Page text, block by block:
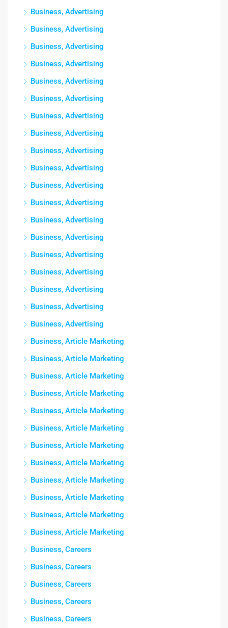
Business, Advertising
Business, Advertising
Business, Advertising
Business, Advertising
Business, Advertising
Business, Advertising
Business, Advertising
Business, Advertising
Business, Advertising
Business, Advertising
Business, Advertising
Business, Advertising
Business, Advertising
Business, Advertising
Business, Advertising
Business, Advertising
Business, Advertising
Business, Advertising
Business, Advertising
Business, Article Marketing
Business, Article Marketing
Business, Article Marketing
Business, Article Marketing
Business, Article Marketing
Business, Article Marketing
Business, Article Marketing
Business, Article Marketing
Business, Article Marketing
Business, Article Marketing
Business, Article Marketing
Business, Article Marketing
Business, Careers
Business, Careers
Business, Careers
Business, Careers
Business, Careers